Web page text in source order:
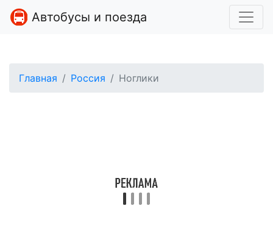
Автобусы и поезда
Главная Россия Ноглики